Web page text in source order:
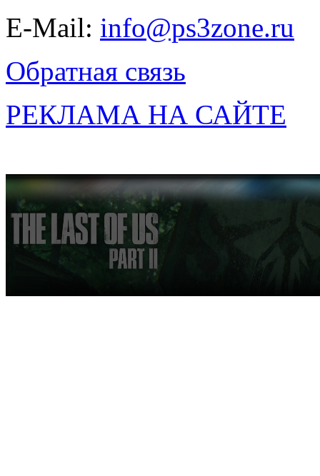
E-Mail: info@ps3zone.ru
Обратная связь
РЕКЛАМА НА САЙТЕ